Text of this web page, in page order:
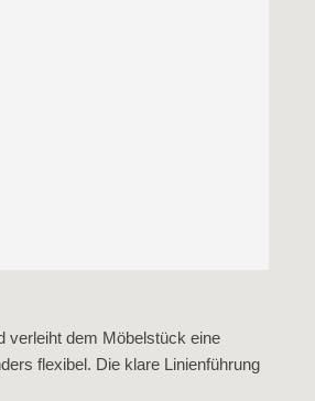
verleiht dem Möbelstück eine
flexibel. Die klare Linienführung